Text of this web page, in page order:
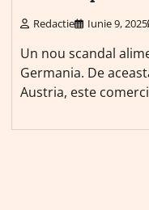
Redactie Iunie 9, 2025
Un nou scandal
Germania. De
Austria, este